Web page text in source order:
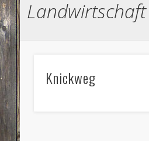
Landwirtschaft
Knickweg